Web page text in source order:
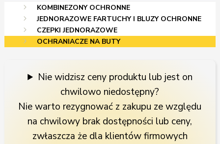
KOMBINEZONY OCHRONNE
JEDNORAZOWE FARTUCHY I BLUZY OCHRONNE
CZEPKI JEDNORAZOWE
OCHRANIACZE NA BUTY
Nie widzisz ceny produktu lub jest on
chwilowo niedostępny?
Nie warto rezygnować z zakupu ze względu
na chwilowy brak dostępności lub ceny,
zwłaszcza że dla klientów firmowych